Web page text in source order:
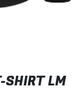
SHIRT LM